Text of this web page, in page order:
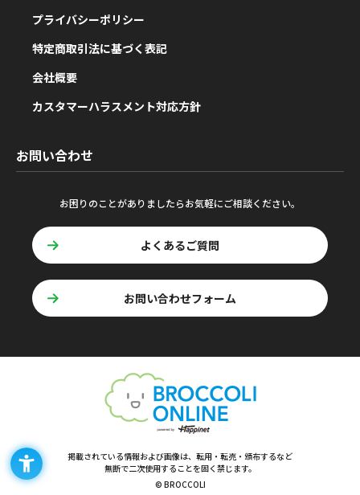
プライバシーポリシー
特定商取引法に基づく表記
会社概要
カスタマーハラスメント対応方針
お問い合わせ
お困りのことがありましたらお気軽にご相談ください。
よくあるご質問
お問い合わせフォーム
掲載されている情報および画像は、転用・転売・頒布するなど
無断で二次使用することを固く禁じます。
© BROCCOLI